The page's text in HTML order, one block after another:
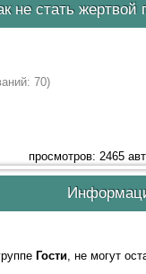
не стать жертвой
70)
просмотров: 2465
Гости, не могут